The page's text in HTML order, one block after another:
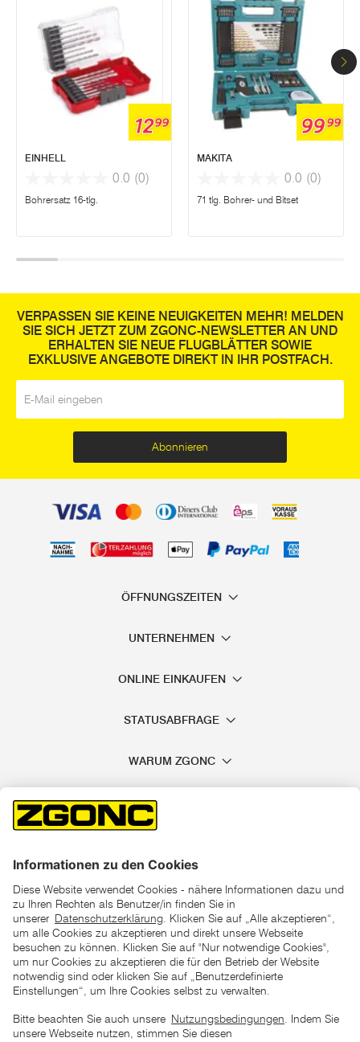
1299
EINHELL
0.0 (0)
Bohrersatz 16-tlg.
9999
MAKITA
0.0 (0)
71 tlg. Bohrer- und Bitset
VERPASSEN SIE KEINE NEUIGKEITEN MEHR! MELDEN
SIE SICH JETZT ZUM ZGONC-NEWSLETTER AN UND
ERHALTEN SIE NEUE FLUGBLÄTTER SOWIE
EXKLUSIVE ANGEBOTE DIREKT IN IHR POSTFACH.
Abonnieren
ÖFFNUNGSZEITEN
UNTERNEHMEN
ONLINE EINKAUFEN
STATUSABFRAGE
WARUM ZGONC
*der "statt"-Preis ist der niedrigste von uns in den letzten 30
Tagen vor Beginn dieser Aktion verlangte Preis
unter den UVP Preisen auf dieser Website sind die
zu verstehen